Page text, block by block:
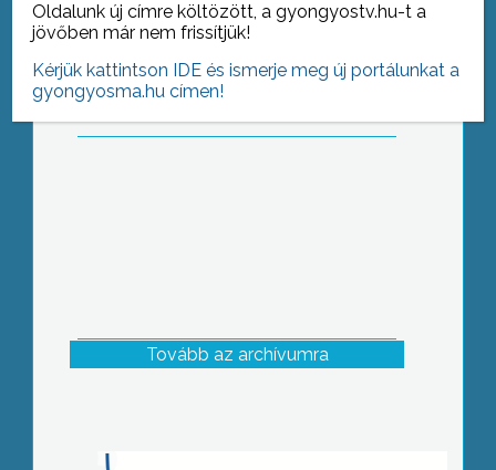
Idén hetedik alkalommal rendezték
meg 2010. július 3. és 11. között a
Muzsikál az erdő rendezvénysorozat
Tovább az archívumra
Oldalunk új címre költözött, a gyongyostv.hu-t a
jövőben már nem frissítjük!
Kérjük kattintson IDE és ismerje meg új portálunkat a
gyongyosma.hu címen!